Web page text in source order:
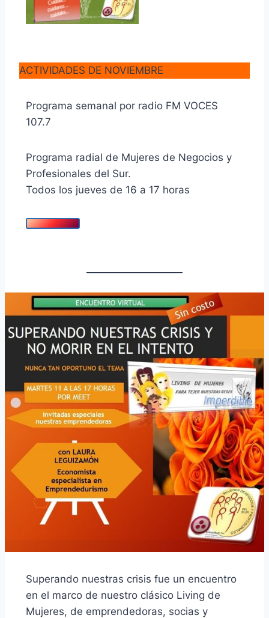
ACTIVIDADES DE NOVIEMBRE
Programa semanal por radio FM VOCES
107.7
Programa radial de Mujeres de Negocios y
Profesionales del Sur.
Todos los jueves de 16 a 17 horas
Superando nuestras crisis fue un encuentro
en el marco de nuestro clásico Living de
Mujeres, de emprendedoras, socias y